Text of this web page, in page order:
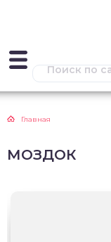
Главная
МОЗДОК